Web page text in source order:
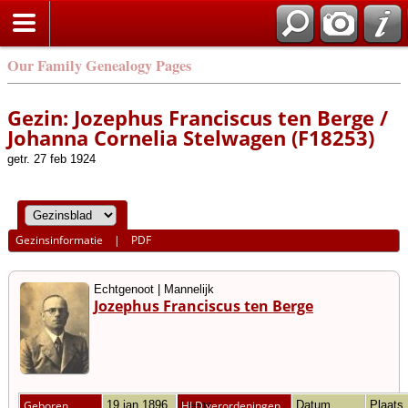
Our Family Genealogy Pages
Gezin: Jozephus Franciscus ten Berge /
Johanna Cornelia Stelwagen (F18253)
getr. 27 feb 1924
Gezinsinformatie | PDF
Echtgenoot | Mannelijk
Jozephus Franciscus ten Berge
19 jan 1896 Leens Datum Plaats